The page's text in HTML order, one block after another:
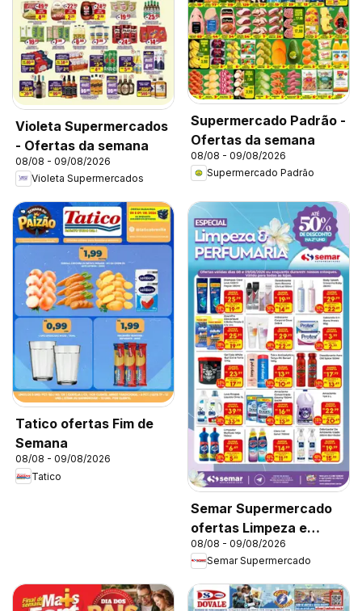
Violeta Supermercados
- Ofertas da semana
08/08 - 09/08/2026
Violeta Supermercados
Supermercado Padrão -
Ofertas da semana
08/08 - 09/08/2026
Supermercado Padrão
Tatico ofertas Fim de
Semana
08/08 - 09/08/2026
Tatico
Semar Supermercado
ofertas Limpeza e
Perfumaria
08/08 - 09/08/2026
Semar Supermercado